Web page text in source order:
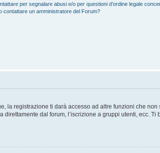
per segnalare abusi e/o per questioni d’ordine legale
contattare un amministratore del Forum?
la registrazione ti darà accesso ad altre funzioni che
dal forum, l’iscrizione a gruppi utenti, ecc. Ti